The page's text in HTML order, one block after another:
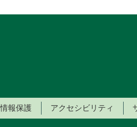
報保護 アクセシビリティ